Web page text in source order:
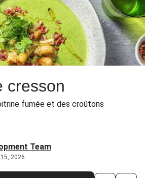
cresson
fumée et des croûtons
Team
2026